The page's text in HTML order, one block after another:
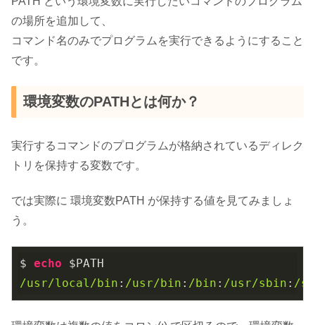
の場所を追加して、
コマンド名のみでプログラムを実行できるようにすること
です。
環境変数のPATHとは何か？
実行するコマンドのプログラムが格納されているディレク
トリを保持する変数です。
では実際に 環境変数PATH が保持する値を見てみましょ
う。
$ echo
/usr/local/bin : /usr/bin : /bin : /usr/sbin : /